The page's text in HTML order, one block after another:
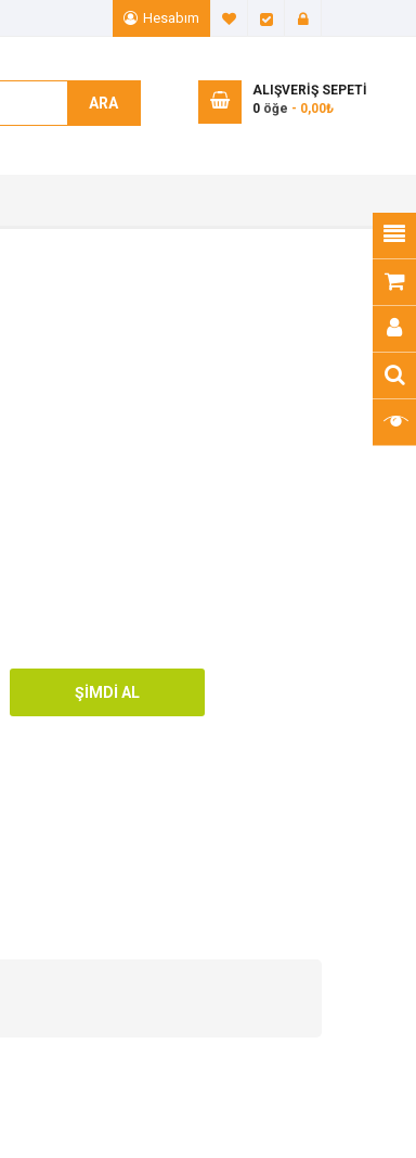
Hesabım A. Listem (0)
Ödeme
ARA
ALIŞVERIŞ SEPETI
0 öğe - 0,00₺